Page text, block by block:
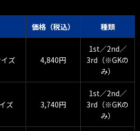
価格（税込） 種類
ズ 4,840円
1st／2nd／
3rd（※GKの
み）
ズ 3,740円
1st／2nd／
3rd（※GKの
み）